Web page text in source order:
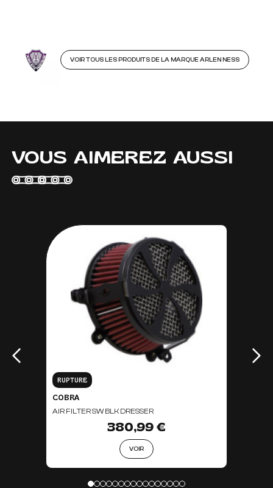
VOIR TOUS LES PRODUITS DE LA MARQUE ARLEN NESS
VOUS AIMEREZ AUSSI
RUPTURE
COBRA
AIR FILTER SW BLK DRESSER
380,99 €
VOIR